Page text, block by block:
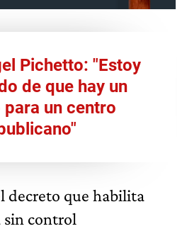
Pichetto: "Estoy
de que hay un
un centro
decreto que habilita
sin control